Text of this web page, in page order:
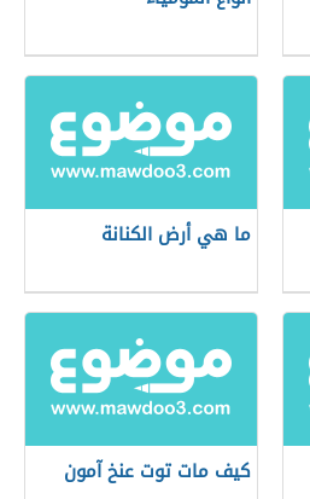
ما هي أرض الكنانة
كيف مات توت عنخ آمون